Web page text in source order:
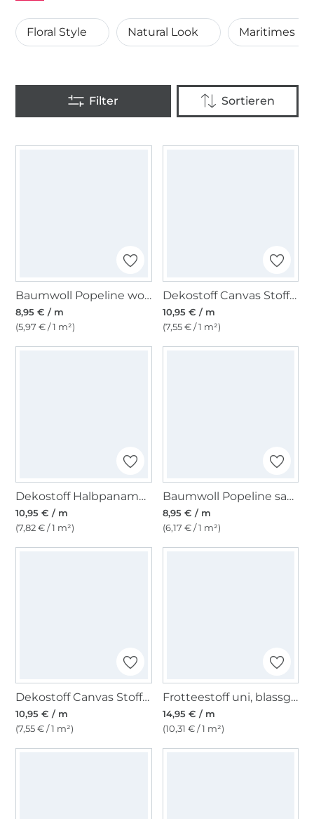
Floral Style Natural Look Maritimes
Baumwoll Popeline wollweiß
8,95 € / m
(5,97 € / 1 m²)
Dekostoff Canvas Stoff uni, beige
10,95 € / m
(7,55 € / 1 m²)
Dekostoff Halbpanama Kombinationsstoff natur
10,95 € / m
(7,82 € / 1 m²)
Baumwoll Popeline sand
8,95 € / m
(6,17 € / 1 m²)
Dekostoff Canvas Stoff uni, sand
10,95 € / m
(7,55 € / 1 m²)
Frotteestoff uni, blassgrün
14,95 € / m
(10,31 € / 1 m²)